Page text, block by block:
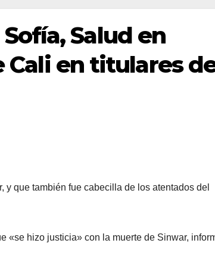
Salud en
Cali en titulares
que también fue cabecilla de los atentados del
«se hizo justicia» con la muerte de Sinwar,